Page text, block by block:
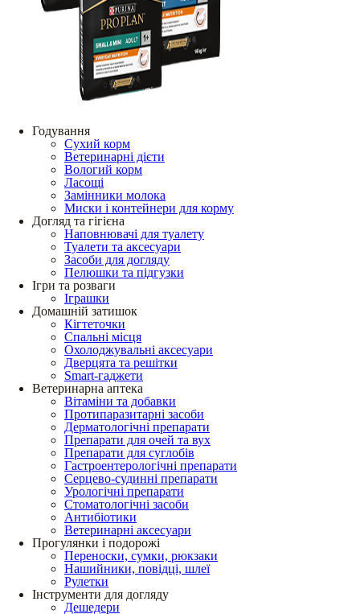
Годування
Сухий корм
Ветеринарні дієти
Вологий корм
Ласощі
Замінники молока
Миски і контейнери для корму
Догляд та гігієна
Наповнювачі для туалету
Туалети та аксесуари
Засоби для догляду
Пелюшки та підгузки
Ігри та розваги
Іграшки
Домашній затишок
Кігтеточки
Спальні місця
Охолоджувальні аксесуари
Дверцята та решітки
Smart-гаджети
Ветеринарна аптека
Вітаміни та добавки
Протипаразитарні засоби
Дерматологічні препарати
Препарати для очей та вух
Препарати для суглобів
Гастроентерологічні препарати
Серцево-судинні препарати
Урологічні препарати
Стоматологічні засоби
Антибіотики
Ветеринарні аксесуари
Прогулянки і подорожі
Переноски, сумки, рюкзаки
Нашийники, повідці, шлеї
Рулетки
Інструменти для догляду
Дешедери